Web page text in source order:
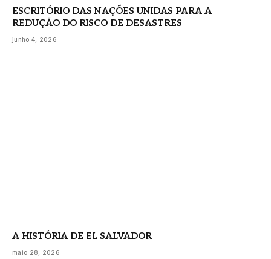
ESCRITÓRIO DAS NAÇÕES UNIDAS PARA A
REDUÇÃO DO RISCO DE DESASTRES
junho 4, 2026
A HISTÓRIA DE EL SALVADOR
maio 28, 2026